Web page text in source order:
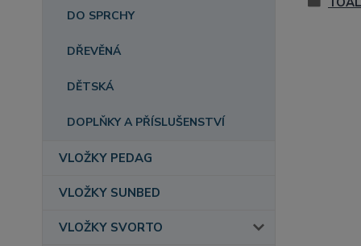
DO SPRCHY
DŘEVĚNÁ
DĚTSKÁ
DOPLŇKY A PŘÍSLUŠENSTVÍ
VLOŽKY PEDAG
VLOŽKY SUNBED
VLOŽKY SVORTO